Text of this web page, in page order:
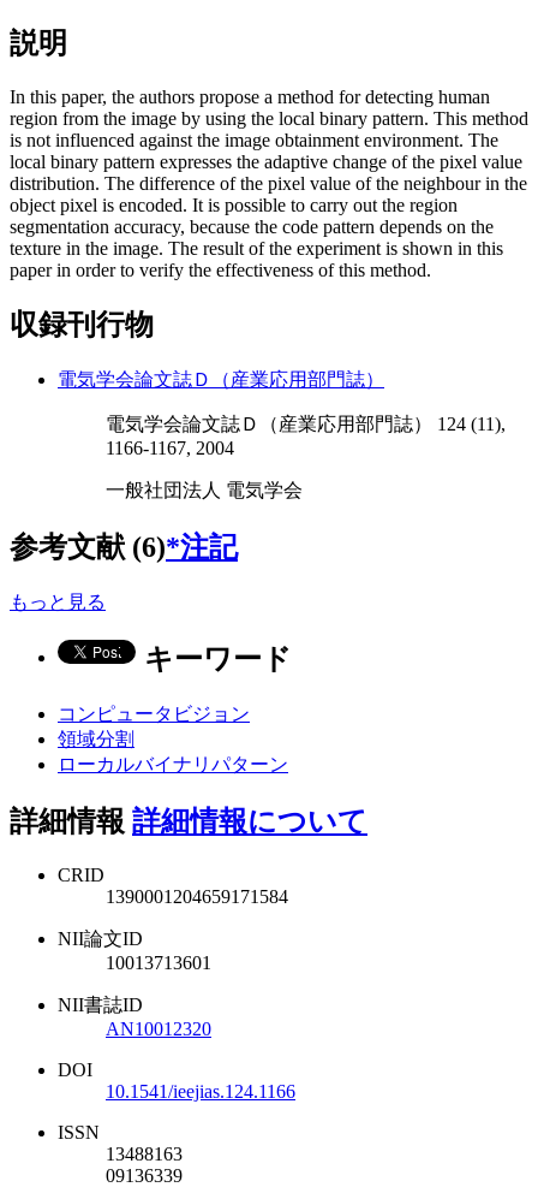
説明
In this paper, the authors propose a method for detecting human
region from the image by using the local binary pattern. This method
is not influenced against the image obtainment environment. The
local binary pattern expresses the adaptive change of the pixel value
distribution. The difference of the pixel value of the neighbour in the
object pixel is encoded. It is possible to carry out the region
segmentation accuracy, because the code pattern depends on the
texture in the image. The result of the experiment is shown in this
paper in order to verify the effectiveness of this method.
収録刊行物
電気学会論文誌Ｄ（産業応用部門誌）
電気学会論文誌Ｄ（産業応用部門誌） 124 (11),
1166-1167, 2004
一般社団法人 電気学会
参考文献 (6)*注記
もっと見る
キーワード
コンピュータビジョン
領域分割
ローカルバイナリパターン
詳細情報 詳細情報について
CRID
1390001204659171584
NII論文ID
10013713601
NII書誌ID
AN10012320
DOI
10.1541/ieejias.124.1166
ISSN
13488163
09136339